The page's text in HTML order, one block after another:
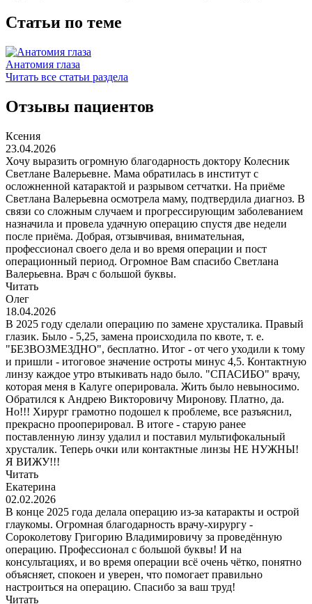
Статьи по теме
Анатомия глаза
Читать все статьи раздела
Отзывы пациентов
Ксения
23.04.2026
Хочу выразить огромную благодарность доктору Колесник
Светлане Валерьевне. Мама обратилась в институт с
осложненной катарактой и разрывом сетчатки. На приёме
Светлана Валерьевна осмотрела маму, подтвердила диагноз. В
связи со сложным случаем и прогрессирующим заболеванием
назначила и провела удачную операцию спустя две недели
после приёма. Добрая, отзывчивая, внимательная,
профессионал своего дела и во время операции и пост
операционный период. Огромное Вам спасибо Светлана
Валерьевна. Врач с большой буквы.
Читать
Олег
18.04.2026
В 2025 году сделали операцию по замене хрусталика. Правый
глазик. Было - 5,25, замена происходила по квоте, т. е.
"БЕЗВОЗМЕЗДНО", бесплатно. Итог - от чего уходили к тому
и пришли - итоговое значение остроты минус 4,5. Контактную
линзу каждое утро втыкивать надо было. "СПАСИБО" врачу,
которая меня в Калуге оперировала. Жить было невыносимо.
Обратился к Андрею Викторовичу Миронову. Платно, да.
Но!!! Хирург грамотно подошел к проблеме, все разъяснил,
прекрасно прооперировал. В итоге - старую ранее
поставленную линзу удалил и поставил мультифокальный
хрусталик. Теперь очки или контактные линзы НЕ НУЖНЫ!
Я ВИЖУ!!!
Читать
Екатерина
02.02.2026
В конце 2025 года делала операцию из-за катаракты и острой
глаукомы. Огромная благодарность врачу-хирургу -
Сороколетову Григорию Владимировичу за проведённую
операцию. Профессионал с большой буквы! И на
консультациях, и во время операции всё очень чётко, понятно
объясняет, спокоен и уверен, что помогает правильно
настроиться на операцию. Спасибо за ваш труд!
Читать